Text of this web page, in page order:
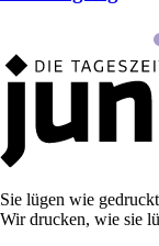
Sie lügen wie
Wir drucken, wie sie